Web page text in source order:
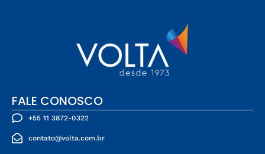
FALE CONOSCO
+55 11 3872-0322
contato@volta.com.br